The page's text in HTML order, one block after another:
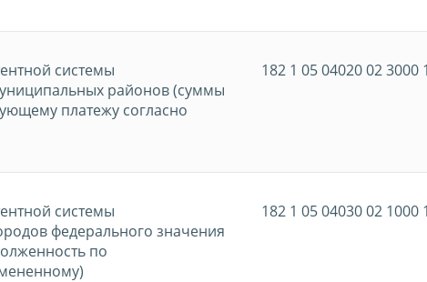
системы
районов (суммы
платежу согласно
182 1 05 04020 02 3000
системы
федерального значения
по
182 1 05 04030 02 1000